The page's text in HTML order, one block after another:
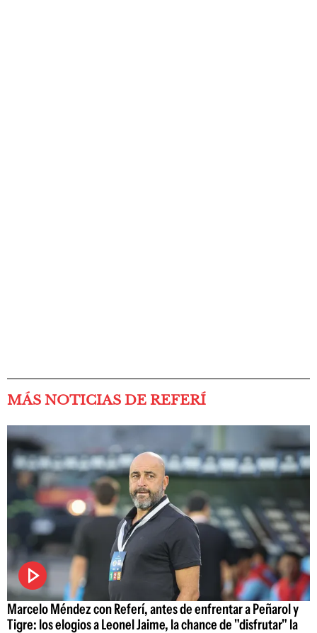
MÁS NOTICIAS DE REFERÍ
Marcelo Méndez con Referí, antes de enfrentar a Peñarol y
Tigre: los elogios a Leonel Jaime, la chance de "disfrutar" la